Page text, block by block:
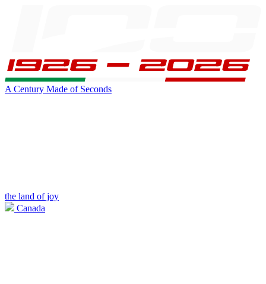
A Century Made of Seconds
the land of joy
Canada